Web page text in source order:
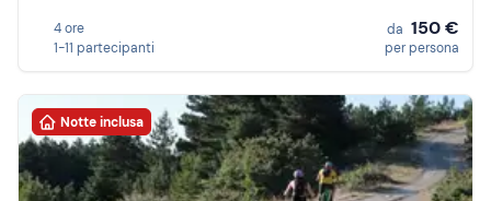
4 ore
1-11 partecipanti
da 150 €
per persona
Notte inclusa